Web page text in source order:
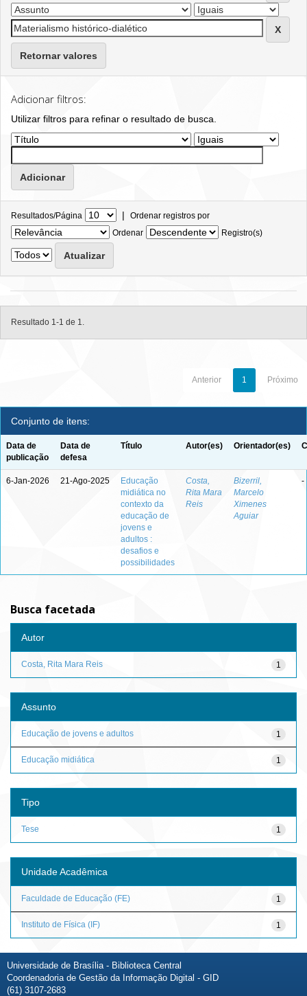
Retornar valores
Adicionar filtros:
Utilizar filtros para refinar o resultado de busca.
Resultados/Página | Ordenar registros por
Ordenar
Registro(s)
Resultado 1-1 de 1.
Anterior 1 Próximo
Conjunto de itens:
Data de
publicação
Data de
defesa
Título Autor(es) Orientador(es)
6-Jan-2026 21-Ago-2025
Educação
midiática no
contexto da
educação de
jovens e
adultos :
desafios e
possibilidades
Costa,
Rita Mara
Reis
Bizerril,
Marcelo
Ximenes
Aguiar
-
Busca facetada
Autor
1
Costa, Rita Mara Reis
Assunto
1
Educação de jovens e adultos
1
Educação midiática
Tipo
1
Tese
Unidade Acadêmica
1
Faculdade de Educação (FE)
1
Instituto de Física (IF)
Universidade de Brasília - Biblioteca Central
Coordenadoria de Gestão da Informação Digital - GID
(61) 3107-2683